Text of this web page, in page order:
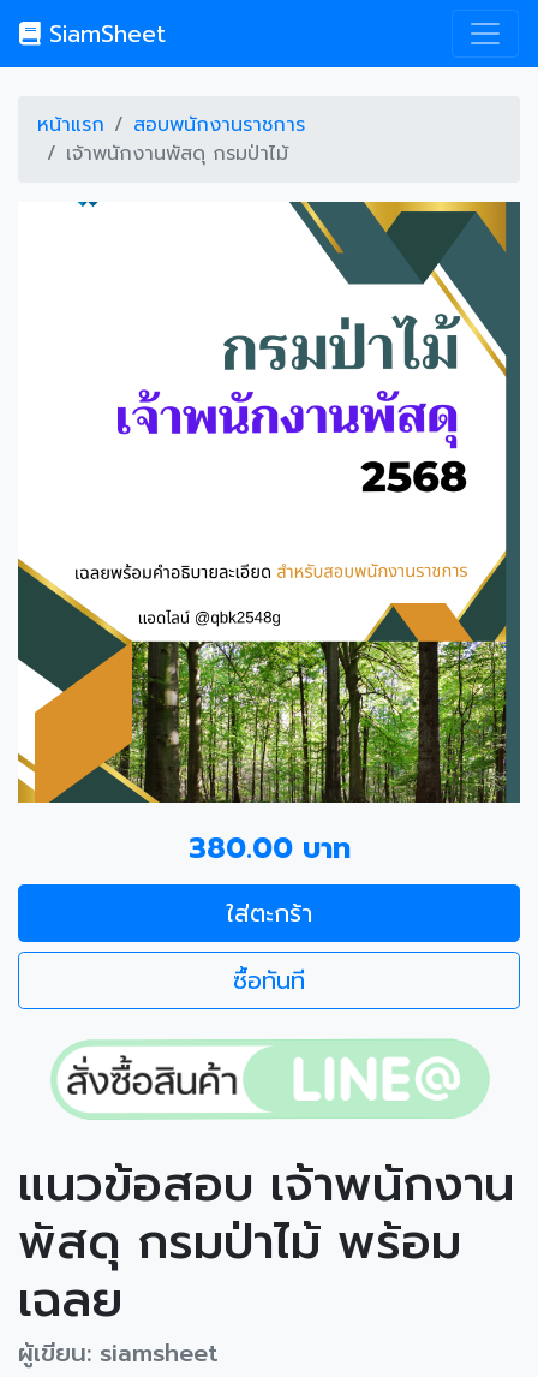
SiamSheet
หน้าแรก
สอบพนักงานราชการ
เจ้าพนักงานพัสดุ กรมป่าไม้
380.00 บาท
ใส่ตะกร้า
ซื้อทันที
แนวข้อสอบ เจ้าพนักงาน
พัสดุ กรมป่าไม้ พร้อม
เฉลย
ผู้เขียน: siamsheet